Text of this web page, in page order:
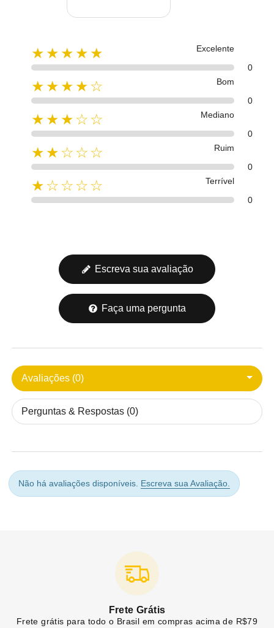
★★★★★
Excelente
0
★★★★☆
Bom
0
★★★☆☆
Mediano
0
★★☆☆☆
Ruim
0
★☆☆☆☆
Terrível
0
Escreva sua avaliação
Faça uma pergunta
Avaliações (0)
Perguntas & Respostas (0)
Não há avaliações disponíveis. Escreva sua Avaliação.
Frete Grátis
Frete grátis para todo o Brasil em compras acima de R$79